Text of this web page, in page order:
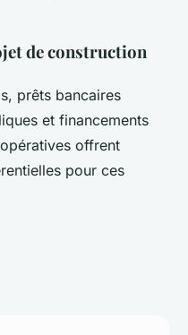
de construction
prêts bancaires
et financements
offrent
pour ces